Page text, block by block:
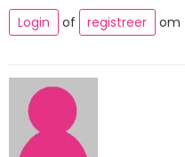
Login of registreer om